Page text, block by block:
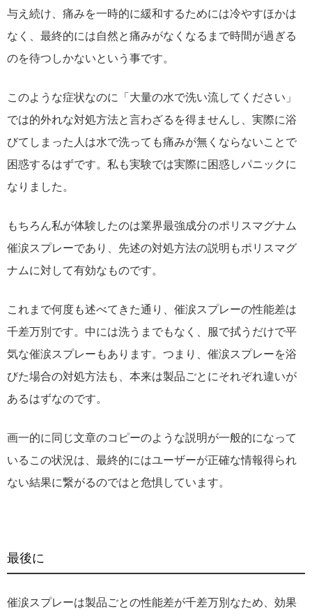
与え続け、痛みを一時的に緩和するためには冷やすほかは
なく、最終的には自然と痛みがなくなるまで時間が過ぎる
のを待つしかないという事です。
このような症状なのに「大量の水で洗い流してください」
では的外れな対処方法と言わざるを得ませんし、実際に浴
びてしまった人は水で洗っても痛みが無くならないことで
困惑するはずです。私も実験では実際に困惑しパニックに
なりました。
もちろん私が体験したのは業界最強成分のポリスマグナム
催涙スプレーであり、先述の対処方法の説明もポリスマグ
ナムに対して有効なものです。
これまで何度も述べてきた通り、催涙スプレーの性能差は
千差万別です。中には洗うまでもなく、服で拭うだけで平
気な催涙スプレーもあります。つまり、催涙スプレーを浴
びた場合の対処方法も、本来は製品ごとにそれぞれ違いが
あるはずなのです。
画一的に同じ文章のコピーのような説明が一般的になって
いるこの状況は、最終的にはユーザーが正確な情報得られ
ない結果に繋がるのではと危惧しています。
最後に
催涙スプレーは製品ごとの性能差が千差万別なため、効果